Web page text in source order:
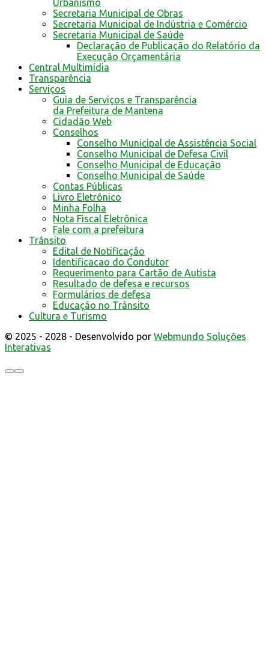
Urbanismo
Secretaria Municipal de Obras
Secretaria Municipal de Indústria e Comércio
Secretaria Municipal de Saúde
Declaração de Publicação do Relatório da
Execução Orçamentária
Central Multimídia
Transparência
Serviços
Guia de Serviços e Transparência
da Prefeitura de Mantena
Cidadão Web
Conselhos
Conselho Municipal de Assistência Social
Conselho Municipal de Defesa Civil
Conselho Municipal de Educação
Conselho Municipal de Saúde
Contas Públicas
Livro Eletrônico
Minha Folha
Nota Fiscal Eletrônica
Fale com a prefeitura
Trânsito
Edital de Notificação
Identificacao do Condutor
Requerimento para Cartão de Autista
Resultado de defesa e recursos
Formulários de defesa
Educação no Trânsito
Cultura e Turismo
© 2025 - 2028 - Desenvolvido por Webmundo Soluções
Interativas